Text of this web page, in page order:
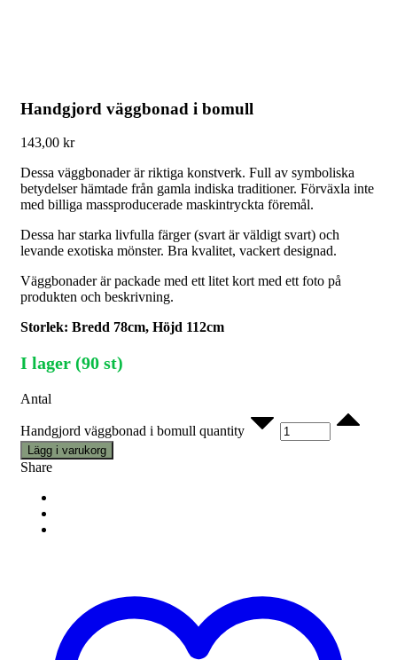
Handgjord väggbonad i bomull
143,00 kr
Dessa väggbonader är riktiga konstverk. Full av symboliska
betydelser hämtade från gamla indiska traditioner. Förväxla inte
med billiga massproducerade maskintryckta föremål.
Dessa har starka livfulla färger (svart är väldigt svart) och
levande exotiska mönster. Bra kvalitet, vackert designad.
Väggbonader är packade med ett litet kort med ett foto på
produkten och beskrivning.
Storlek: Bredd 78cm, Höjd 112cm
I lager (90 st)
Antal
Handgjord väggbonad i bomull quantity
Lägg i varukorg
Share